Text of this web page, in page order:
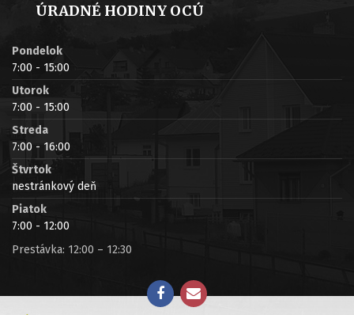
ÚRADNÉ HODINY OCÚ
Pondelok
7:00 - 15:00
Utorok
7:00 - 15:00
Streda
7:00 - 16:00
Štvrtok
nestránkový deň
Piatok
7:00 - 12:00
Prestávka: 12:00 – 12:30